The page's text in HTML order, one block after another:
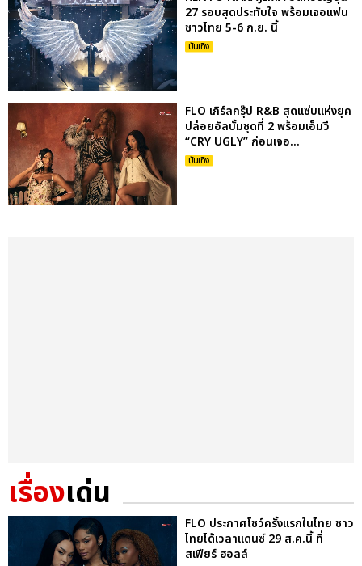
27 รอบสุดประทับใจ พร้อมเจอแฟน
ชาวไทย 5-6 ก.ย. นี้
บันเทิง
FLO เกิร์ลกรุ๊ป R&B สุดแซ่บแห่งยุค
ปล่อยอัลบั้มชุดที่ 2 พร้อมเอ็มวี
“CRY UGLY” ก่อนเจอ...
บันเทิง
เรื่องเด่น
FLO ประกาศโชว์ครั้งแรกในไทย ชาว
ไทยได้เวลาแดนซ์ 29 ส.ค.นี้ ที่
สเฟียร์ ฮอลล์